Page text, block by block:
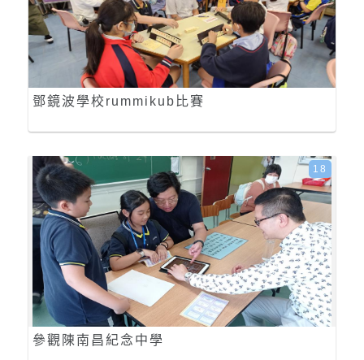
鄧鏡波學校rummikub比賽
參觀陳南昌紀念中學
18